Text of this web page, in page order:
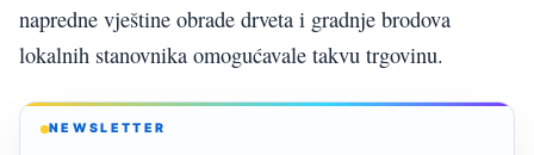
napredne vještine obrade drveta i gradnje brodova
lokalnih stanovnika omogućavale takvu trgovinu.
NEWSLETTER